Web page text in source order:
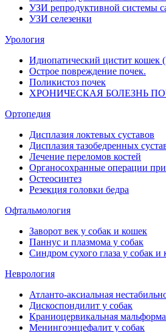
УЗИ репродуктивной системы
УЗИ селезенки
Урология
Идиопатический цистит
Острое повреждение почек.
Поликистоз почек
ХРОНИЧЕСКАЯ БОЛЕЗНЬ
Ортопедия
Дисплазия локтевых суставов
Дисплазия тазобедренных
Лечение переломов костей
Органосохранные операции при
Остеосинтез
Резекция головки бедра
Офтальмология
Заворот век у собак и кошек
Паннус и плазмома у собак
Синдром сухого глаза у собак и
Неврология
Атланто-аксиальная
Дискоспондилит у собак
Краниоцервикальная
Менингоэнцефалит у собак